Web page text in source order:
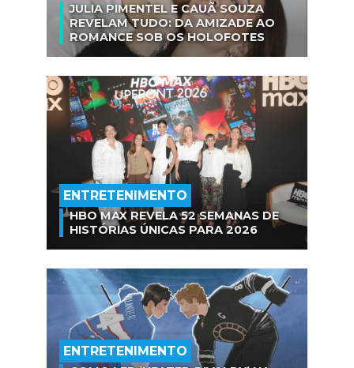
JULIA PIMENTEL E CAUÃ SOUZA
REVELAM TUDO: DA AMIZADE AO
ROMANCE SOB OS HOLOFOTES
ENTRETENIMENTO
HBO MAX REVELA 52 SEMANAS DE
HISTÓRIAS ÚNICAS PARA 2026
ENTRETENIMENTO